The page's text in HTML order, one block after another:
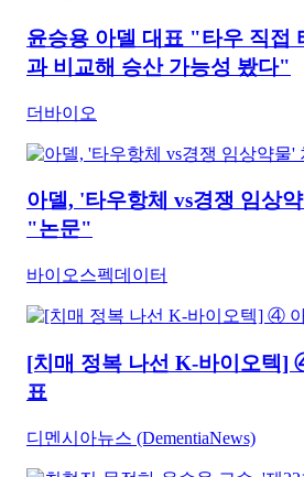
윤승용 아델 대표 "타우 직접
과 비교해 승산 가능성 봤다"
더바이오
아델, '타우항체 vs경쟁 임상
"논문"
바이오스펙데이터
[치매 정복 나선 K-바이오텍]
표
디멘시아뉴스 (DementiaNews)